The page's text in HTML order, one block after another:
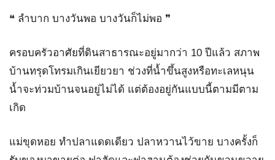
❝ ลำบาก บางวันพอ บางวันก็ไม่พอ ❞
ครอบครัวอาศัยที่ดินสาธารณะอยู่มากว่า 10 ปีแล้ว สภาพ
บ้านทรุดโทรมเกินเยียวยา ช่วงที่น้ำขึ้นสูงหรือทะเลหนุน
น้ำจะท่วมบ้านจนอยู่ไม่ได้ แต่ต้องอยู่กันแบบนี้ตามมีตาม
เกิด
แม่ขุดหอย ทำปลาแดดเดียว ปลาหวานไว้ขาย บางครั้งก็